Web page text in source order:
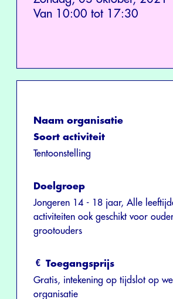
Van 10:00 tot 17:30
Naam organisatie
Soort activiteit
Tentoonstelling
Doelgroep
Jongeren 14 - 18 jaar, Alle
activiteiten ook geschikt voor
grootouders
Toegangsprijs
Gratis, intekening op tijdslot op
organisatie